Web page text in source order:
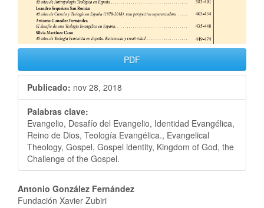
PDF
Publicado: nov 28, 2018
Palabras clave:
Evangelio, Desafío del Evangelio, Identidad Evangélica,
Reino de Dios, Teología Evangélica., Evangelical
Theology, Gospel, Gospel identity, Kingdom of God, the
Challenge of the Gospel.
Antonio González Fernández
Fundación Xavier Zubiri